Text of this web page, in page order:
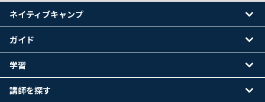
ネイティブキャンプ
ガイド
学習
講師を探す